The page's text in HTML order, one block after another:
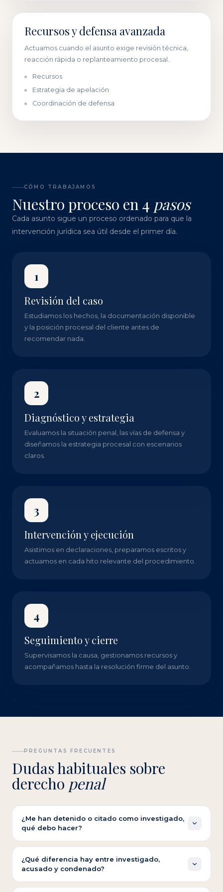
Recursos y defensa avanzada
Actuamos cuando el asunto exige revisión técnica,
reacción rápida o replanteamiento procesal.
Recursos
Estrategia de apelación
Coordinación de defensa
CÓMO TRABAJAMOS
Nuestro proceso en 4 pasos
Cada asunto sigue un proceso ordenado para que la
intervención jurídica sea útil desde el primer día.
1
Revisión del caso
Estudiamos los hechos, la documentación disponible
y la posición procesal del cliente antes de
recomendar nada.
2
Diagnóstico y estrategia
Evaluamos la situación penal, las vías de defensa y
diseñamos la estrategia procesal con escenarios
claros.
3
Intervención y ejecución
Asistimos en declaraciones, preparamos escritos y
actuamos en cada hito relevante del procedimiento.
4
Seguimiento y cierre
Supervisamos la causa, gestionamos recursos y
acompañamos hasta la resolución firme del asunto.
PREGUNTAS FRECUENTES
Dudas habituales sobre
derecho penal
¿Me han detenido o citado como investigado,
qué debo hacer?
No declare sin abogado. Tiene derecho a asistencia
letrada inmediata, a guardar silencio y a conocer los
hechos que se le imputan. Contáctenos de urgencia:
actuamos en comisaría las 24 horas del día.
¿Qué diferencia hay entre investigado,
acusado y condenado?
Investigado significa que la policía o el juez analizan si